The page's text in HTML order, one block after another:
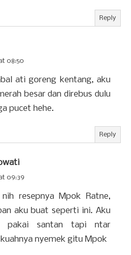
Reply
08:50
ati goreng kentang, aku
besar dan direbus dulu
pucet hehe.
Reply
09:39
resepnya Mpok Ratne,
aku buat seperti ini. Aku
pakai santan tapi ntar
nyemek gitu Mpok